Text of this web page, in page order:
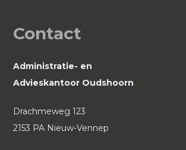
Contact
Administratie- en
Advieskantoor Oudshoorn
Drachmeweg 123
2153 PA Nieuw-Vennep